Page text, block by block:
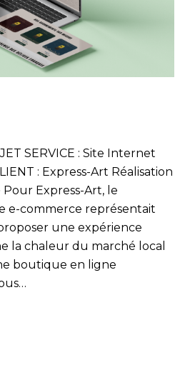
SERVICE : Site Internet
: Express-Art Réalisation
Express-Art, le
e-commerce représentait
une expérience
la chaleur du marché local
boutique en ligne